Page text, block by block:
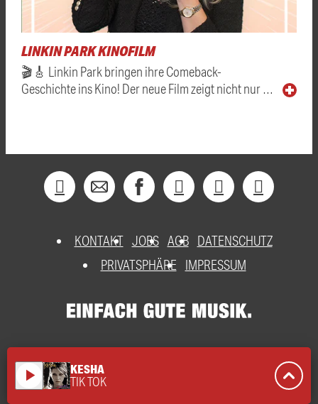
LINKIN PARK KINOFILM
🎬🎸 Linkin Park bringen ihre Comeback-
Geschichte ins Kino! Der neue Film zeigt nicht nur …
KONTAKT JOBS AGB DATENSCHUTZ
PRIVATSPHÄRE
IMPRESSUM
play_arrow KESHA
TIK TOK